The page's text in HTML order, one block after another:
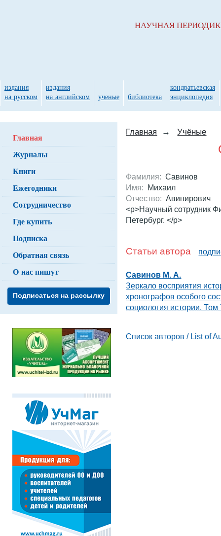
Главная → Учёные
Фамилия: Савинов
Имя: Михаил
Отчество: Авинирович
<p>Научный сотрудник
Петербург. </p>
Статьи автора
Савинов М. А.
Зеркало восприятия
хронографов особого
социология истории.
Список авторов / List of
Главная
Журналы
Книги
Ежегодники
Сотрудничество
Где купить
Подписка
Обратная связь
О нас пишут
Подписаться на рассылку
НАУЧНАЯ
издания
на русском
издания
на английском
ученые библиотека
кондратьевская
энциклопедия